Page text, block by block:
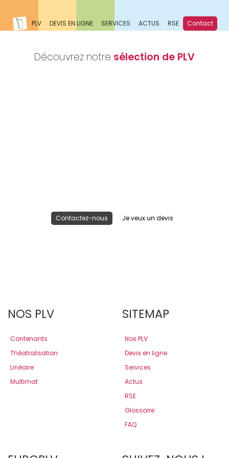
PLV DEVIS EN LIGNE SERVICES ACTUS RSE Contact
Découvrez notre sélection de PLV
Contactez-nous Je veux un devis
NOS PLV
Contenants
Théatralisation
Linéaire
Multimat
SITEMAP
Nos PLV
Devis en ligne
Services
Actus
RSE
Glossaire
FAQ